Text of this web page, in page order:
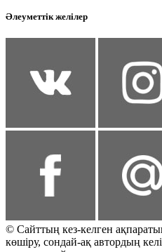
Әлеуметтік желілер
© Сайттың кез-келген
көшіру, сондай-ақ автордың